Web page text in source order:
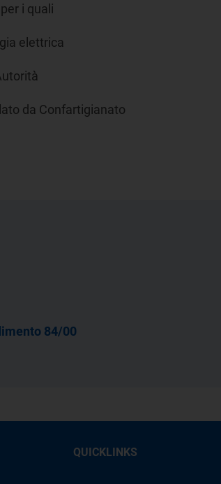
i quali
elettrica
da Confartigianato
84/00
QUICKLINKS